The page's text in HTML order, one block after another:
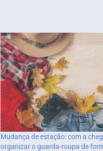
Mudança de estação: com a
organizar o guarda-roupa de